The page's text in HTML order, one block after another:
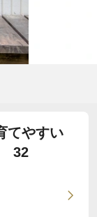
てやすい
32